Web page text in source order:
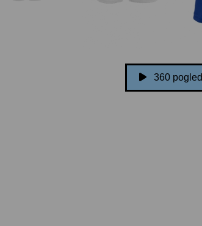
360 pogled